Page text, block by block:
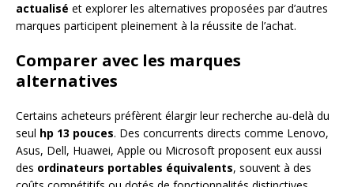
actualisé et explorer les alternatives proposées par d’autres
marques participent pleinement à la réussite de l’achat.
Comparer avec les marques
alternatives
Certains acheteurs préfèrent élargir leur recherche au-delà du
seul hp 13 pouces. Des concurrents directs comme Lenovo,
Asus, Dell, Huawei, Apple ou Microsoft proposent eux aussi
des ordinateurs portables équivalents, souvent à des